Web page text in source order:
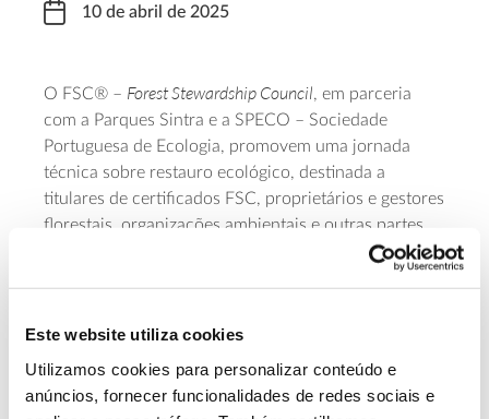
Este website utiliza cookies
Utilizamos cookies para personalizar conteúdo e
anúncios, fornecer funcionalidades de redes sociais e
10 de abril de 2025
O FSC® – Forest Stewardship Council, em parceria
com a Parques Sintra e a SPECO – Sociedade
Portuguesa de Ecologia, promovem uma jornada
técnica sobre restauro ecológico, destinada a
titulares de certificados FSC, proprietários e gestores
florestais, organizações ambientais e outras partes
interessadas na gestão e conservação de áreas
e o papel da certificação florestal FSC. A ação
13h00, com ações em sala e visita e campo a áreas
onde se procedeu ao restauro de linhas de água.